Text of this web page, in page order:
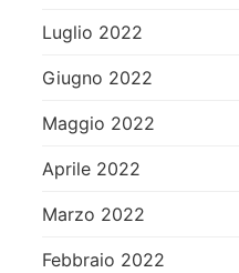
Luglio 2022
Giugno 2022
Maggio 2022
Aprile 2022
Marzo 2022
Febbraio 2022